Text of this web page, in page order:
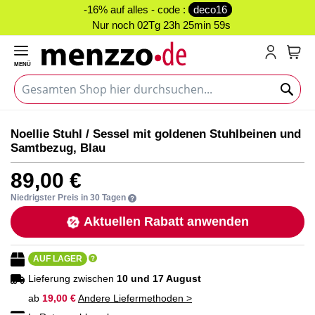
-16% auf alles - code :
deco16
Nur noch 02Tg 23h 25min 59s
MENÜ
Ende
der
Bildgalerie
springen
Anfang
der
Bildgalerie
springen
Noellie Stuhl / Sessel mit goldenen Stuhlbeinen und
Samtbezug, Blau
89,00 €
Niedrigster Preis in 30 Tagen
Aktuellen Rabatt anwenden
AUF LAGER
Lieferung zwischen 10 und 17 August
ab 19,00 €Andere Liefermethoden >